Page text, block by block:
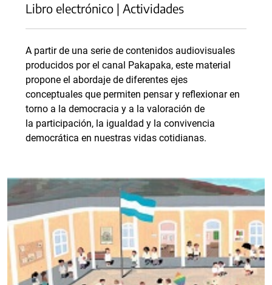
Libro electrónico | Actividades
A partir de una serie de contenidos audiovisuales
producidos por el canal Pakapaka, este material
propone el abordaje de diferentes ejes
conceptuales que permiten pensar y reflexionar en
torno a la democracia y a la valoración de
la participación, la igualdad y la convivencia
democrática en nuestras vidas cotidianas.